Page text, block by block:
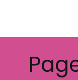
contenu